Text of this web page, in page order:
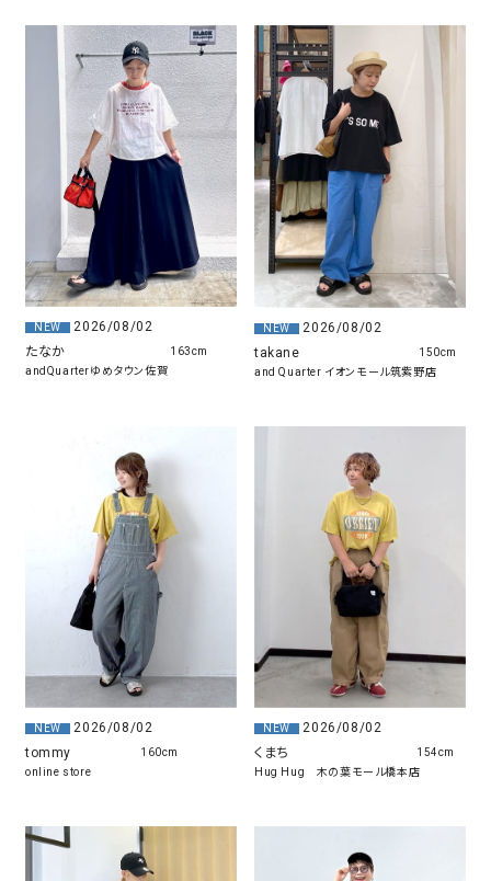
NEW
2026/08/02
たなか
andQuarterゆめタウン佐賀
163cm
NEW
2026/08/02
takane
and Quarter イオンモール筑紫野店
150cm
NEW
2026/08/02
tommy
online store
160cm
NEW
2026/08/02
くまち
Hug Hug 木の葉モール橋本店
154cm